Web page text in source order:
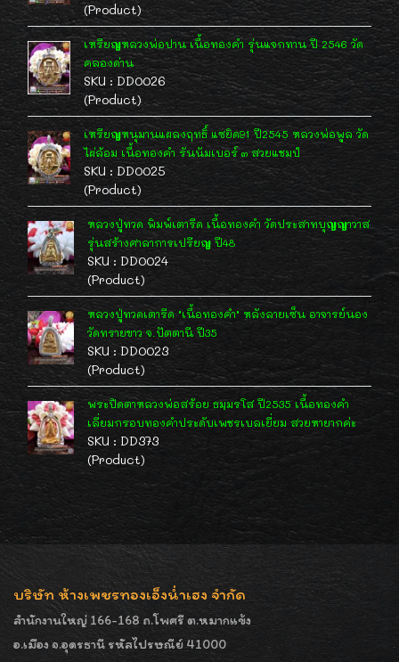
(Product)
เหรียญหลวงพ่อปาน เนื้อทองคำ รุ่นแจกทาน ปี 2546 วัด
คลองด่าน
SKU : DD0026
(Product)
เหรียญหนุมานแผลงฤทธิ์ แซยิด91 ปี2545 หลวงพ่อพูล วัด
ไผ่ล้อม เนื้อทองคำ รันนัมเบอร์ ๓ สวยแชมป์
SKU : DD0025
(Product)
หลวงปู่ทวด พิมพ์เตารีด เนื้อทองคำ วัดประสาทบุญญาวาส
รุ่นสร้างศาลาการเปรียญ ปี48
SKU : DD0024
(Product)
หลวงปู่ทวดเตารีด "เนื้อทองคำ" หลังลายเซ็น อาจารย์นอง
วัดทรายขาว จ.ปัตตานี ปี35
SKU : DD0023
(Product)
พระปิดตาหลวงพ่อสร้อย ธมฺมรโส ปี2535 เนื้อทองคำ
เลี่ยมกรอบทองคำประดับเพชรเบลเยี่ยม สวยหายากค่ะ
SKU : DD373
(Product)
บริษัท ห้างเพชรทองเอ็งน่ำเฮง จำกัด
สำนักงานใหญ่ 166-168 ถ.โพศรี ต.หมากแข้ง
อ.เมือง จ.อุดรธานี รหัสไปรษณีย์ 41000